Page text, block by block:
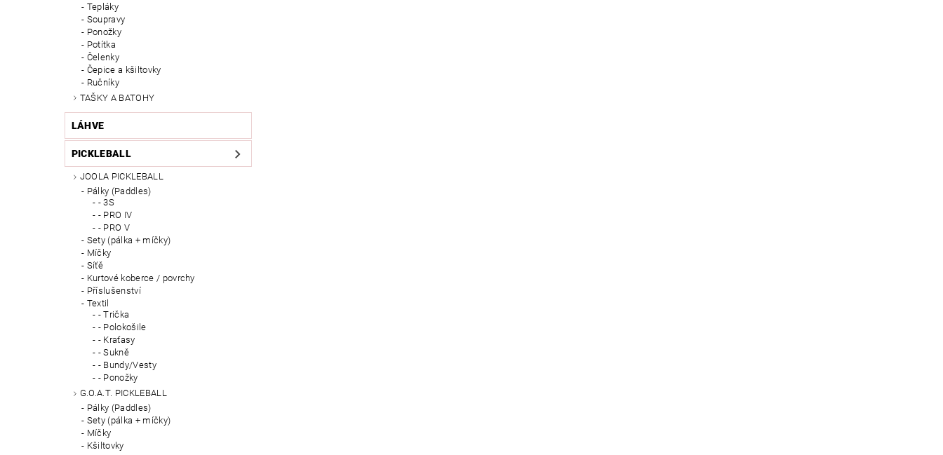
Tepláky
Soupravy
Ponožky
Potítka
Čelenky
Čepice a kšiltovky
Ručníky
TAŠKY A BATOHY
LÁHVE
PICKLEBALL
JOOLA PICKLEBALL
Pálky (Paddles)
- 3S
- PRO IV
- PRO V
Sety (pálka + míčky)
Míčky
Síťě
Kurtové koberce / povrchy
Příslušenství
Textil
- Trička
- Polokošile
- Kraťasy
- Sukně
- Bundy/Vesty
- Ponožky
G.O.A.T. PICKLEBALL
Pálky (Paddles)
Sety (pálka + míčky)
Míčky
Kšiltovky